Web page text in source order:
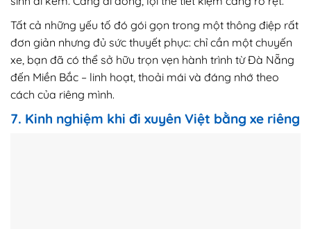
Tất cả những yếu tố đó gói gọn trong một thông điệp rất
đơn giản nhưng đủ sức thuyết phục: chỉ cần một chuyến
xe, bạn đã có thể sở hữu trọn vẹn hành trình từ Đà Nẵng
đến Miền Bắc – linh hoạt, thoải mái và đáng nhớ theo
cách của riêng mình.
7. Kinh nghiệm khi đi xuyên Việt bằng xe riêng